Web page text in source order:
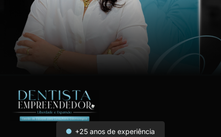
+25 anos de experiência